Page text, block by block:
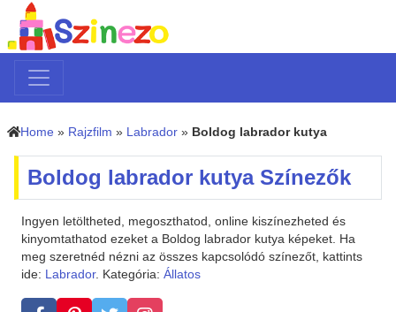
Home » Rajzfilm » Labrador » Boldog labrador kutya
Boldog labrador kutya Színezők
Ingyen letöltheted, megoszthatod, online kiszínezheted és
kinyomtathatod ezeket a Boldog labrador kutya képeket. Ha
meg szeretnéd nézni az összes kapcsolódó színezőt, kattints
ide: Labrador. Kategória: Állatos